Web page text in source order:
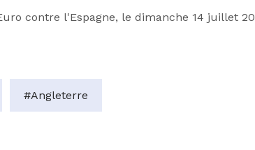
contre l'Espagne, le dimanche 14 juillet
#Angleterre